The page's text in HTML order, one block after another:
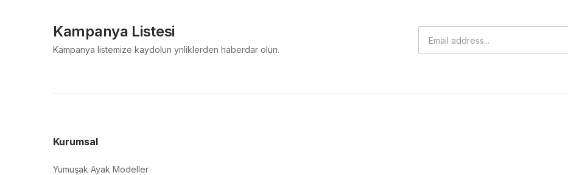
Kampanya Listesi
Kampanya listemize kaydolun ynliklerden haberdar olun.
Kurumsal
Yumuşak Ayak Modeller